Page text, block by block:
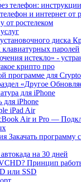
телефон:
и интернет от
от ростелеком
диска
паролей
истекло» -
крипто про
программе для
«Другое
для iPhone
iPhone
iPad Air
Air и Pro —
Закачать программу
на 30 дней
Принцип
или SSD